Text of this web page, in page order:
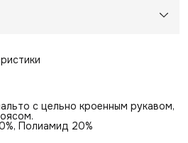
с цельно кроенным рукавом,
Полиамид 20%